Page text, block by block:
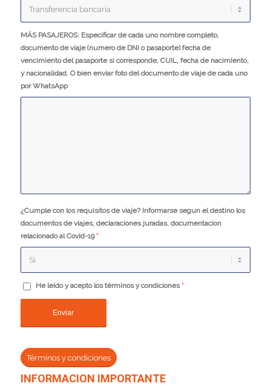
MÁS PASAJEROS: Especificar de cada uno nombre completo,
documento de viaje (numero de DNI o pasaporte) fecha de
vencimiento del pasaporte si corresponde, CUIL, fecha de nacimiento,
y nacionalidad. O bien enviar foto del documento de viaje de cada uno
por WhatsApp
¿Cumple con los requisitos de viaje? Informarse segun el destino los
documentos de viajes, declaraciones juradas, documentacion
relacionado al Covid-19*
He leído y acepto los términos y condiciones*
Términos y condiciones
INFORMACION IMPORTANTE